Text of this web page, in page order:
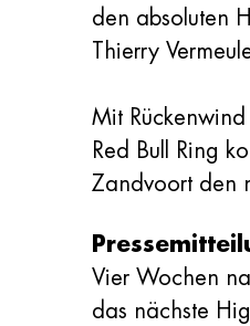
den absoluten
Thierry
Mit
Red Bull Ring
Zandvoort den
Vier Wochen
das nächste